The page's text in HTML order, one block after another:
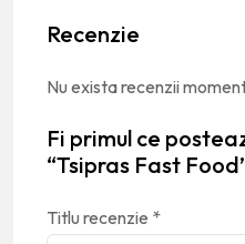
Recenzie
Nu exista recenzii
Fi primul ce
“Tsipras Fast
Titlu recenzie *